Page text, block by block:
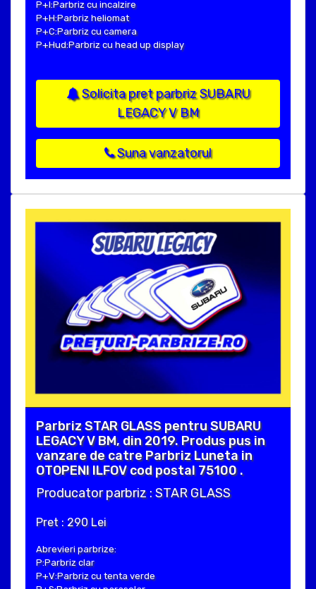
P+I:Parbriz cu incalzire
P+H:Parbriz heliomat
P+C:Parbriz cu camera
P+Hud:Parbriz cu head up display
Solicita pret parbriz SUBARU
LEGACY V BM
Suna vanzatorul
Parbriz STAR GLASS pentru SUBARU
LEGACY V BM, din 2019. Produs pus in
vanzare de catre Parbriz Luneta in
OTOPENI ILFOV cod postal 75100 .
Producator parbriz : STAR GLASS
Pret : 290 Lei
Abrevieri parbrize:
P:Parbriz clar
P+V:Parbriz cu tenta verde